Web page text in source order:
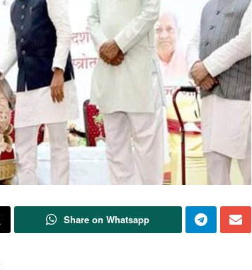
Share on Whatsapp